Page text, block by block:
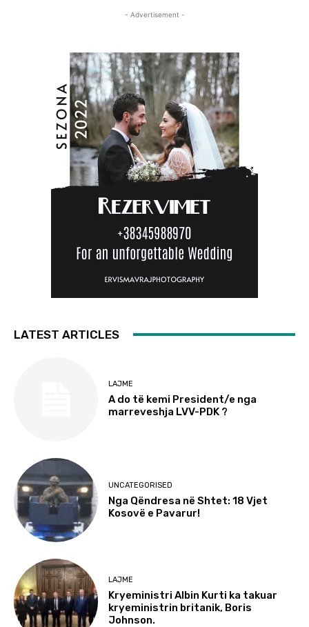
- Advertisement -
LATEST ARTICLES
LAJME
A do të kemi President/e nga
marreveshja LVV-PDK ?
UNCATEGORISED
Nga Qëndresa në Shtet: 18 Vjet
Kosovë e Pavarur!
LAJME
Kryeministri Albin Kurti ka takuar
kryeministrin britanik, Boris
Johnson.